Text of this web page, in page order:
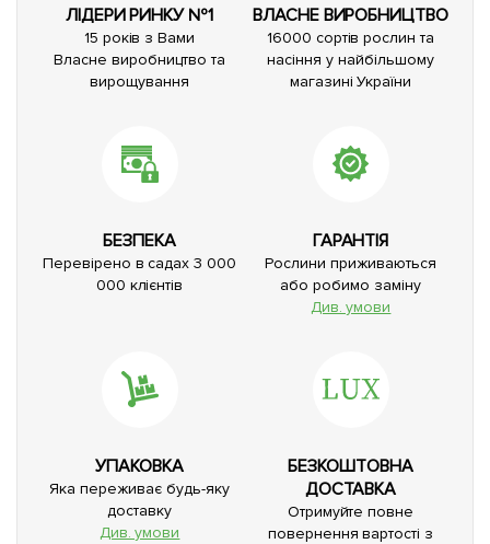
ЛІДЕРИ РИНКУ №1
15 років з Вами
Власне виробництво та
вирощування
ВЛАСНЕ ВИРОБНИЦТВО
16000 сортів рослин та
насіння у найбільшому
магазині України
БЕЗПЕКА
Перевірено в садах 3 000
000 клієнтів
ГАРАНТІЯ
Рослини приживаються
або робимо заміну
Див. умови
УПАКОВКА
Яка переживає будь-яку
доставку
Див. умови
БЕЗКОШТОВНА
ДОСТАВКА
Отримуйте повне
повернення вартості з